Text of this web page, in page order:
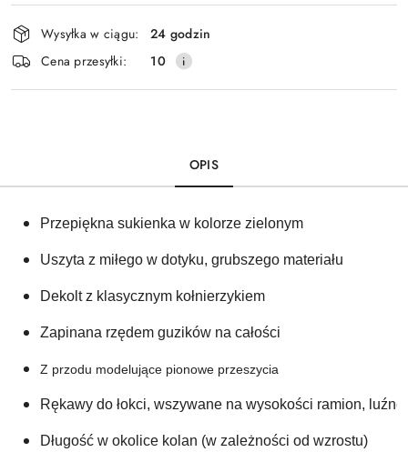
Dostępność
i
dostawa
Wysyłka w ciągu:
24 godzin
Cena przesyłki:
10
OPIS
Przepiękna sukienka w kolorze zielonym
Uszyta z miłego w dotyku, grubszego materiału
Dekolt z klasycznym kołnierzykiem
Zapinana rzędem guzików na całości
Z przodu modelujące pionowe przeszycia
Rękawy do łokci, wszywane na wysokości ramion, luźne
Długość w okolice kolan (w zależności od wzrostu)